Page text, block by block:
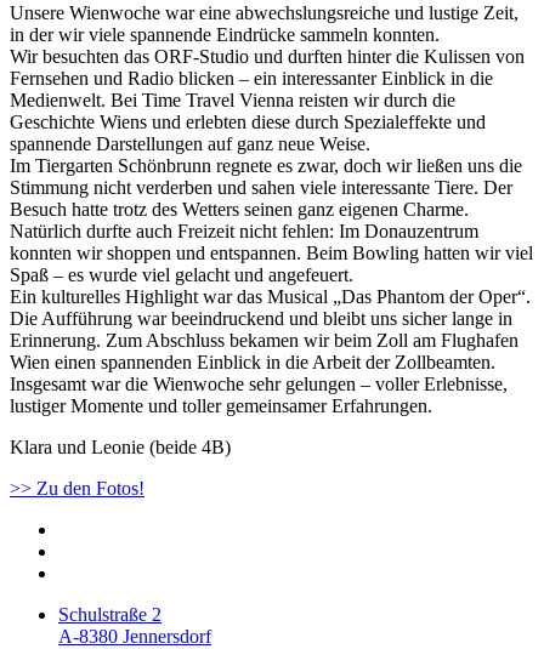
Unsere Wienwoche war eine abwechslungsreiche und lustige Zeit,
in der wir viele spannende Eindrücke sammeln konnten.
Wir besuchten das ORF-Studio und durften hinter die Kulissen von
Fernsehen und Radio blicken – ein interessanter Einblick in die
Medienwelt. Bei Time Travel Vienna reisten wir durch die
Geschichte Wiens und erlebten diese durch Spezialeffekte und
spannende Darstellungen auf ganz neue Weise.
Im Tiergarten Schönbrunn regnete es zwar, doch wir ließen uns die
Stimmung nicht verderben und sahen viele interessante Tiere. Der
Besuch hatte trotz des Wetters seinen ganz eigenen Charme.
Natürlich durfte auch Freizeit nicht fehlen: Im Donauzentrum
konnten wir shoppen und entspannen. Beim Bowling hatten wir viel
Spaß – es wurde viel gelacht und angefeuert.
Ein kulturelles Highlight war das Musical „Das Phantom der Oper“.
Die Aufführung war beeindruckend und bleibt uns sicher lange in
Erinnerung. Zum Abschluss bekamen wir beim Zoll am Flughafen
Wien einen spannenden Einblick in die Arbeit der Zollbeamten.
Insgesamt war die Wienwoche sehr gelungen – voller Erlebnisse,
lustiger Momente und toller gemeinsamer Erfahrungen.
Klara und Leonie (beide 4B)
>> Zu den Fotos!
Schulstraße 2
A-8380 Jennersdorf